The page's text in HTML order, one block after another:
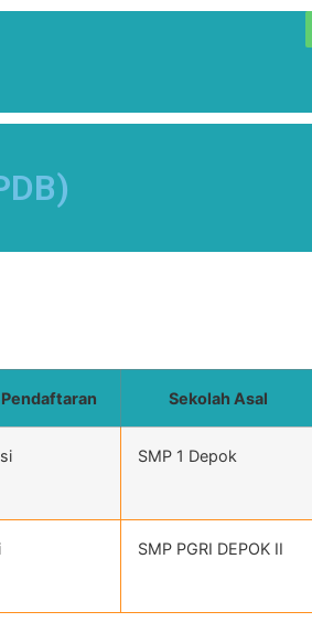
Sekolah Asal
SMP 1 Depok
SMP PGRI DEPOK II